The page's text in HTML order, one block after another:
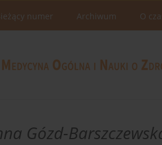
numer Archiwum O
Gózd-